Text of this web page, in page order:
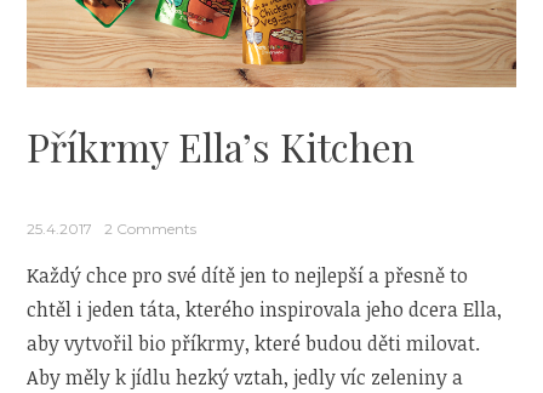
Příkrmy Ella’s Kitchen
25.4.2017 2 Comments
Každý chce pro své dítě jen to nejlepší a přesně to
chtěl i jeden táta, kterého inspirovala jeho dcera Ella,
aby vytvořil bio příkrmy, které budou děti milovat.
Aby měly k jídlu hezký vztah, jedly víc zeleniny a